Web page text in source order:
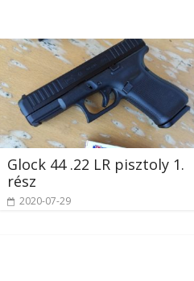
Glock 44 .22 LR pisztoly 1.
rész
2020-07-29